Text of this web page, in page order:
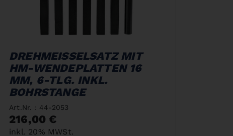
DREHMEISSELSATZ MIT
HM-WENDEPLATTEN 16
MM, 6-TLG. INKL.
BOHRSTANGE
Art.Nr. : 44-2053
216,00 €
inkl. 20% MWSt.